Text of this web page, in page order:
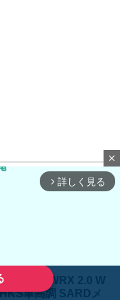
マも高価買取
小型スマホ「Blackv
16 Go搭載で1
プレッサWRX 2.0 W
車高調 SARDメ
close
arrow_forward_ios 詳しく見る